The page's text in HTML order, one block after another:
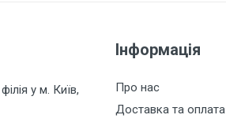
у м. Київ,
Інформація
Про нас
Доставка та оплата